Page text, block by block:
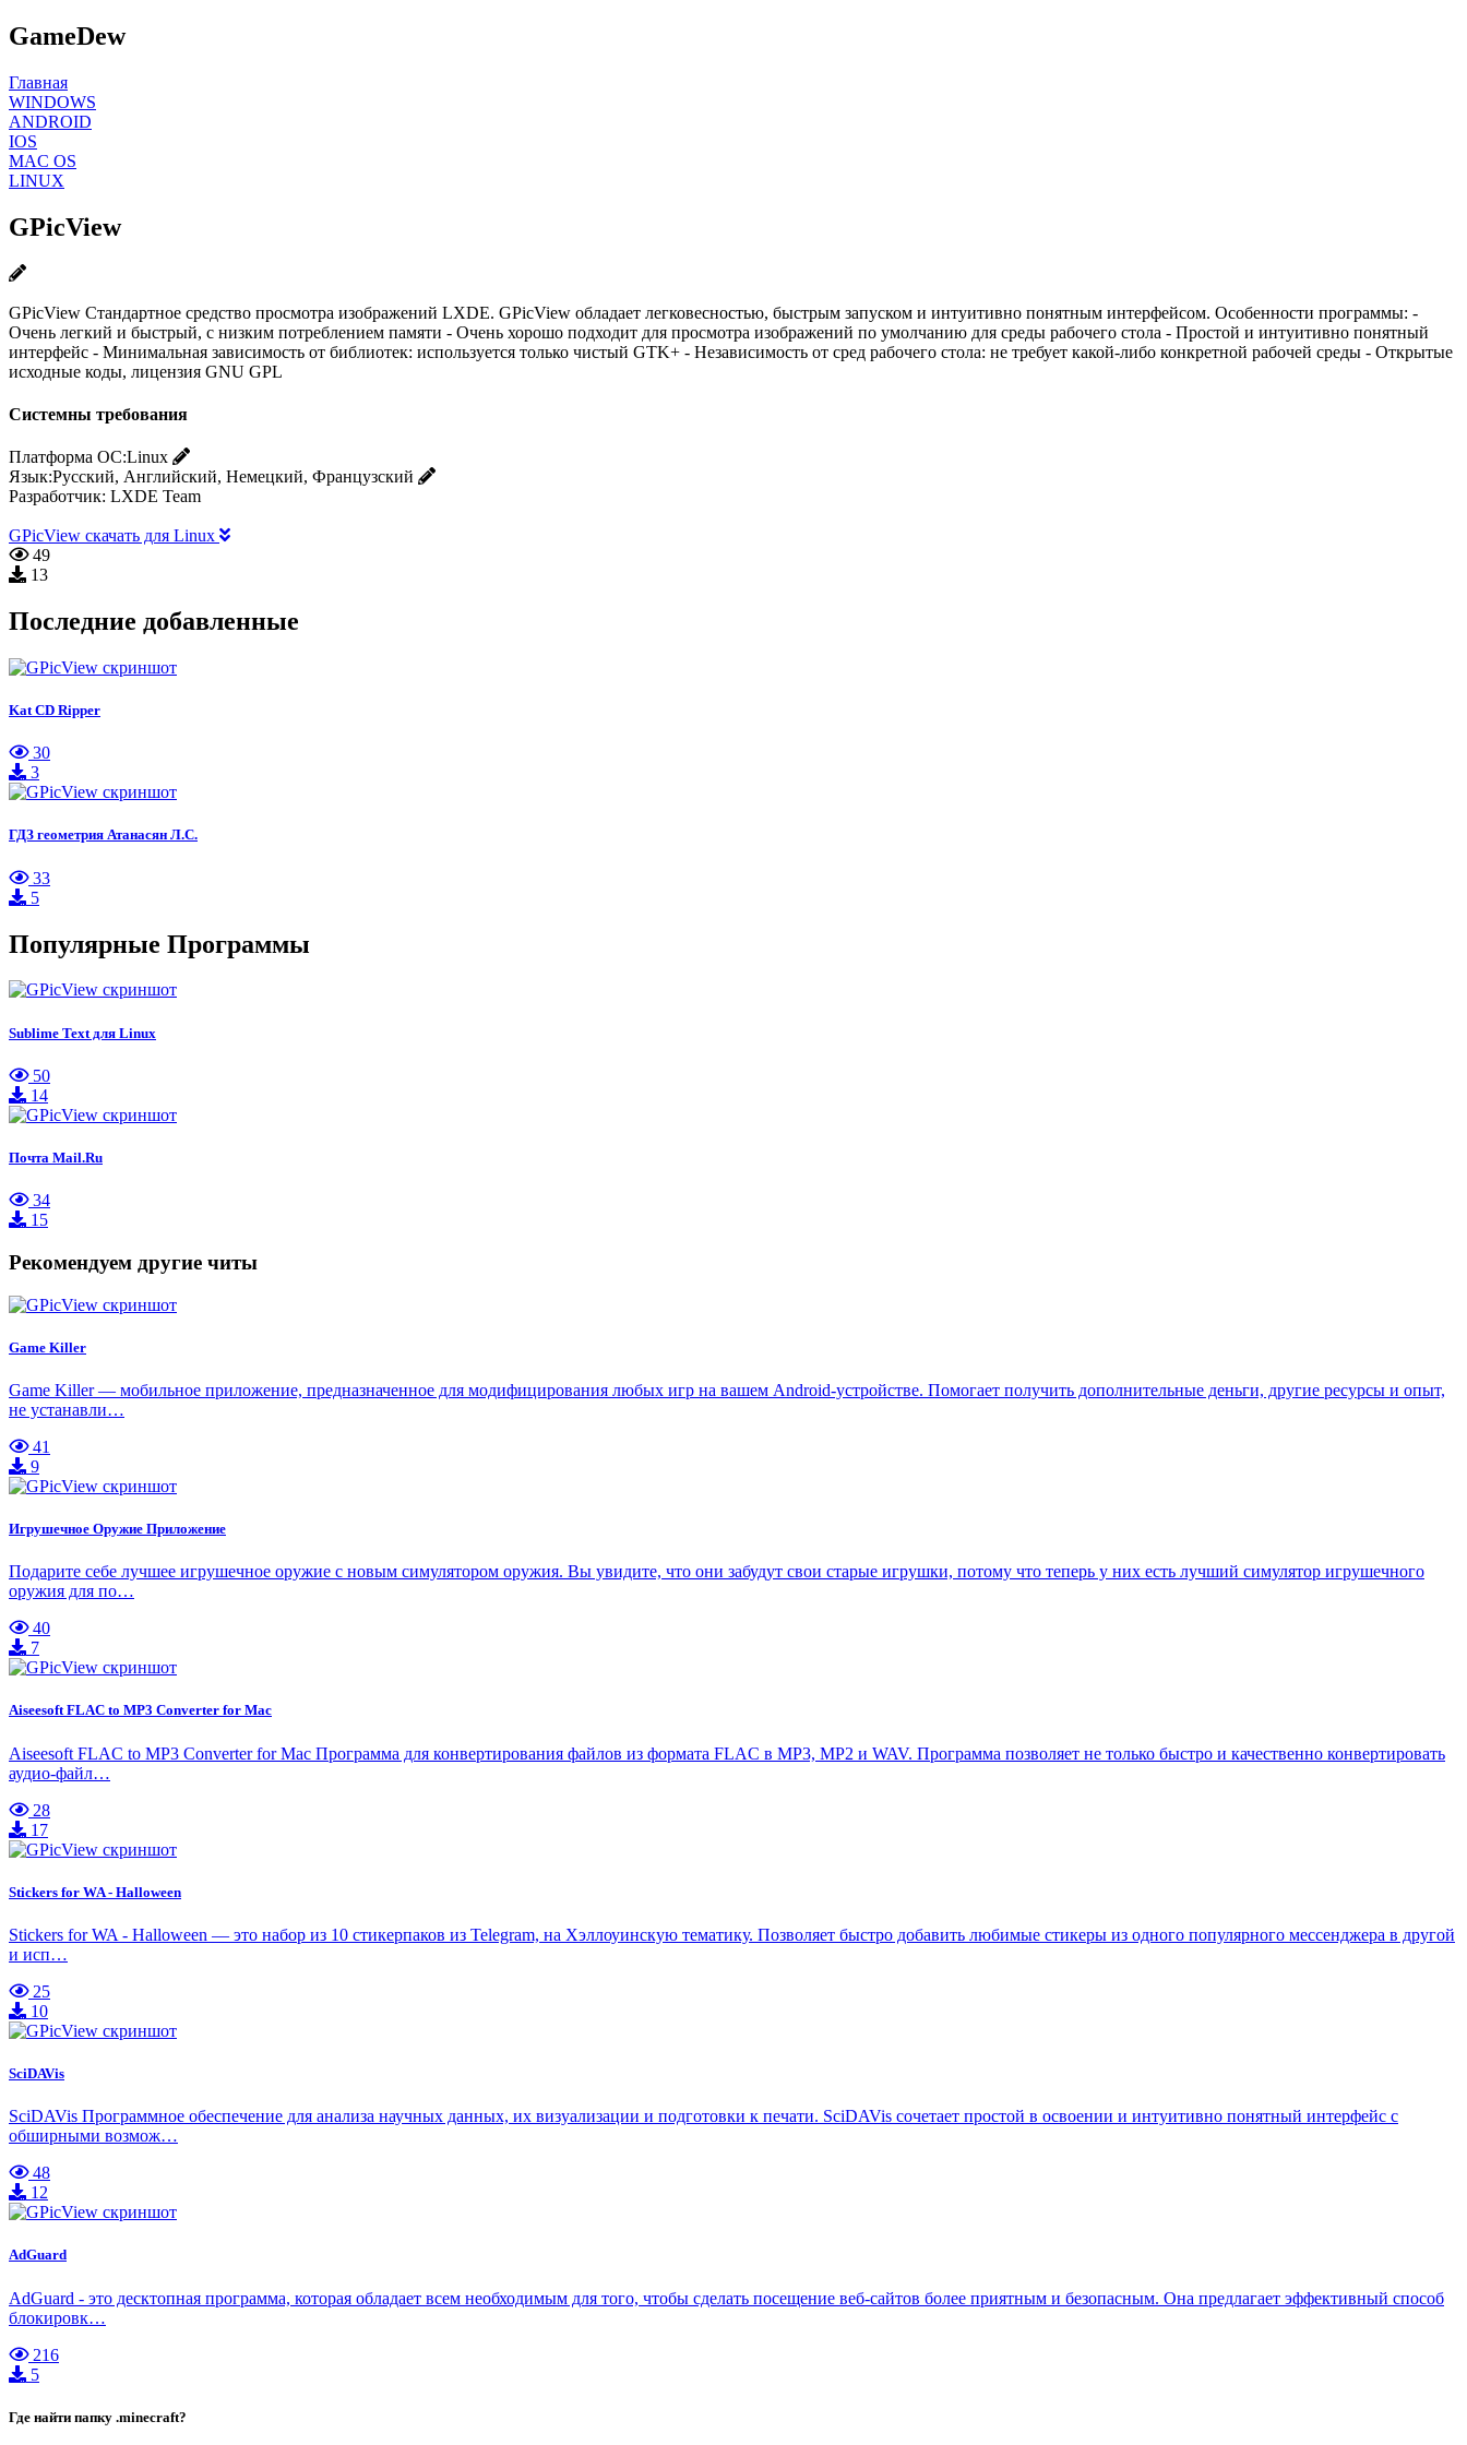
GameDew
Главная
WINDOWS
ANDROID
IOS
MAC OS
LINUX
GPicView
GPicView Cтандартное средство просмотра изображений LXDE. GPicView обладает легковесностью, быстрым запуском и интуитивно понятным интерфейсом. Особенности программы: -
Очень легкий и быстрый, с низким потреблением памяти - Очень хорошо подходит для просмотра изображений по умолчанию для среды рабочего стола - Простой и интуитивно понятный
интерфейс - Минимальная зависимость от библиотек: используется только чистый GTK+ - Независимость от сред рабочего стола: не требует какой-либо конкретной рабочей среды - Открытые
исходные коды, лицензия GNU GPL
Системны требования
Платформа ОС:Linux
Язык:Русский, Английский, Немецкий, Французский
Разработчик: LXDE Team
GPicView скачать для Linux
49
13
Последние добавленные
Kat CD Ripper
30
3
ГДЗ геометрия Атанасян Л.С.
33
5
Популярные Программы
Sublime Text для Linux
50
14
Почта Mail.Ru
34
15
Рекомендуем другие читы
Game Killer
Game Killer — мобильное приложение, предназначенное для модифицирования любых игр на вашем Android-устройстве. Помогает получить дополнительные деньги, другие ресурсы и опыт,
не устанавли…
41
9
Игрушечное Оружие Приложение
Подарите себе лучшее игрушечное оружие с новым симулятором оружия. Вы увидите, что они забудут свои старые игрушки, потому что теперь у них есть лучший симулятор игрушечного
оружия для по…
40
7
Aiseesoft FLAC to MP3 Converter for Mac
Aiseesoft FLAC to MP3 Converter for Mac Программа для конвертирования файлов из формата FLAC в MP3, MP2 и WAV. Программа позволяет не только быстро и качественно конвертировать
аудио-файл…
28
17
Stickers for WA - Halloween
Stickers for WA - Halloween — это набор из 10 стикерпаков из Telegram, на Хэллоуинскую тематику. Позволяет быстро добавить любимые стикеры из одного популярного мессенджера в другой
и исп…
25
10
SciDAVis
SciDAVis Программное обеспечение для анализа научных данных, их визуализации и подготовки к печати. SciDAVis сочетает простой в освоении и интуитивно понятный интерфейс с
обширными возмож…
48
12
AdGuard
AdGuard - это десктопная программа, которая обладает всем необходимым для того, чтобы сделать посещение веб-сайтов более приятным и безопасным. Она предлагает эффективный способ
блокировк…
216
5
Где найти папку .minecraft?